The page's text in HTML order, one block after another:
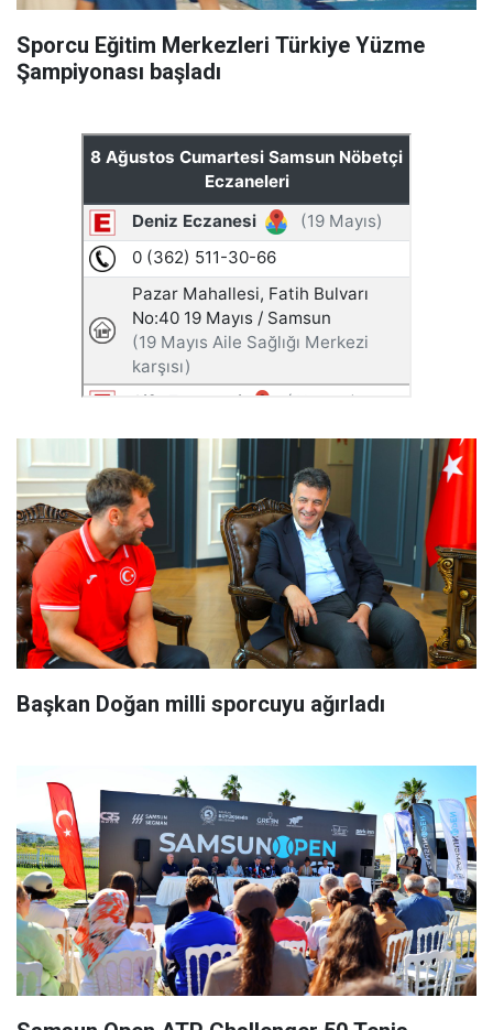
Sporcu Eğitim Merkezleri Türkiye Yüzme
Şampiyonası başladı
Başkan Doğan milli sporcuyu ağırladı